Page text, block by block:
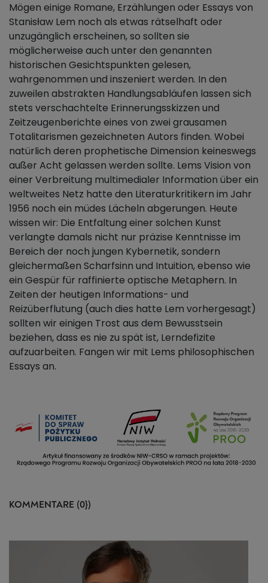
Mögen einige Romane, Erzählungen oder Essays von
Stanisław Lem noch als etwas rätselhaft oder
unzugänglich erscheinen, so sollten sie
möglicherweise auch unter den genannten
historischen Gesichtspunkten gelesen,
wahrgenommen und inszeniert werden. In den
zuweilen abstrakten Handlungsabläufen lassen sich
stets verschachtelte Erinnerungsskizzen und
Zeitzeugenberichte eines von zwei grausamen
Totalitarismen gezeichneten Autors finden. Wobei
natürlich deren prophetische Dimension keineswegs
außer Acht gelassen werden sollte. Lems Vision von
einer Verbreitung multimedialer Information über ein
weltweites Netz hatte den Literaturkritikern im Jahr
1956 noch ein müdes Lächeln abgerungen. Heute
wissen wir: Die Entfaltung einer solchen Kunst
verlangte damals nicht nur präzise Kenntnisse im
Bereich der noch jungen Kybernetik, sondern
gleichermaßen Scharfsinn und Intuition, ebenso wie
ein Gespür für raffinierte optische Metaphern. In
Zeiten der heutigen Informations- und
Reizüberflutung (auch dies hatte Lem vorhergesagt)
sollten wir einigen Trost aus dem Bewusstsein
beziehen, dass es nie zu spät ist, Lerndefizite
aufzuarbeiten. Fangen wir mit Lems philosophischen
Essays an.
KOMMENTARE (0})